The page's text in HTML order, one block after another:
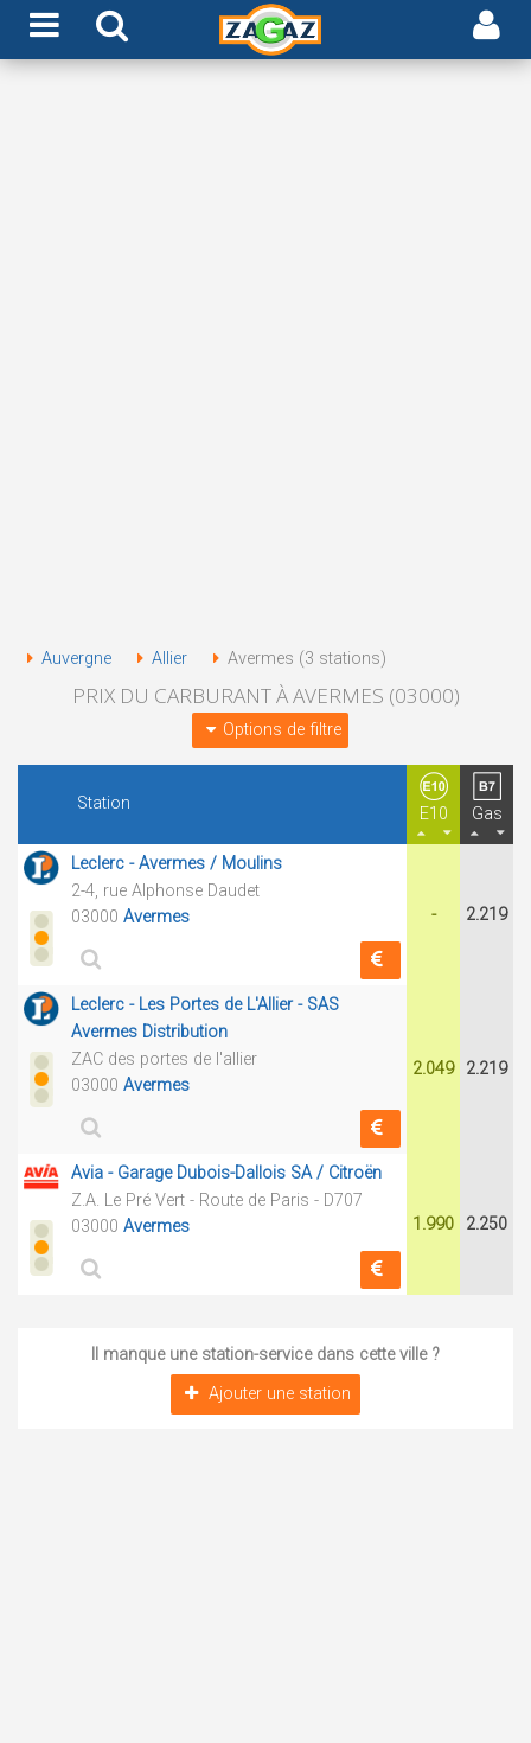
Auvergne Allier Avermes (3 stations)
PRIX DU CARBURANT À AVERMES (03000)
Options de filtre
Station
E10 Gas
Leclerc - Avermes / Moulins
2-4, rue Alphonse Daudet
03000 Avermes - 2.219
Leclerc - Les Portes de L'Allier - SAS
Avermes Distribution
ZAC des portes de l'allier
03000 Avermes
2.049 2.219
Avia - Garage Dubois-Dallois SA / Citroën
Z.A. Le Pré Vert - Route de Paris - D707
03000 Avermes 1.990 2.250
Il manque une station-service dans cette ville ?
Ajouter une station